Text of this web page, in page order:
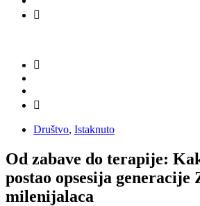
Društvo, Istaknuto
Od zabave do terapije:
postao opsesija generacije
milenijalaca